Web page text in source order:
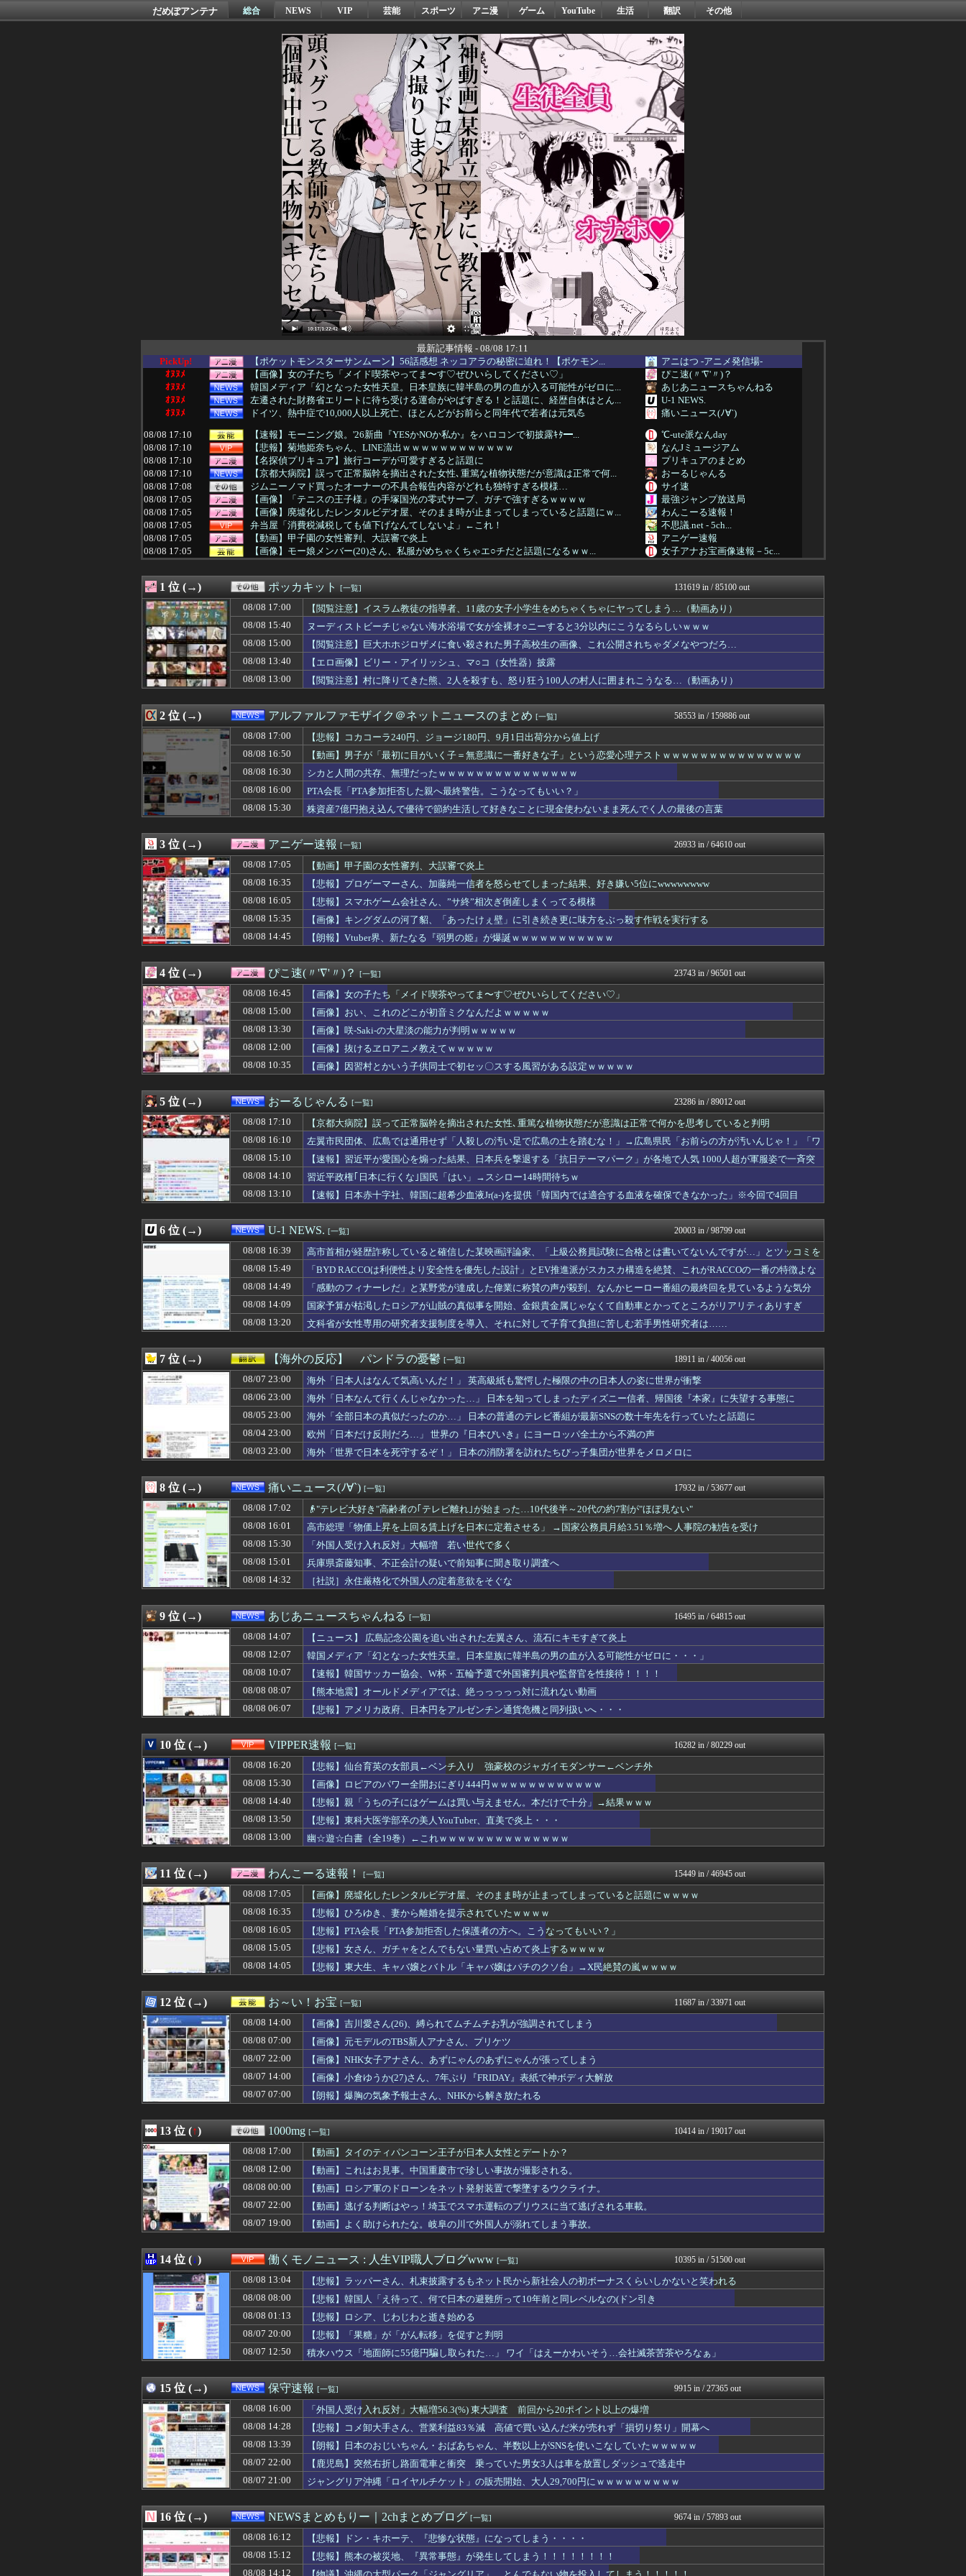
だめぽアンテナ 総合 NEWS VIP 芸能 スポーツ アニ漫 ゲーム YouTube 生活 翻訳 その他
最新記事情報 - 08/08 17:11
PickUp!
【ポケットモンスターサンムーン】56話感想 ネッコアラの秘密に迫れ！【ポケモン...
アニはつ -アニメ発信場-
ｵﾇﾇﾒ
【画像】女の子たち「メイド喫茶やってま〜す♡ぜひいらしてください♡」
ぴこ速(〃'∇'〃)？
ｵﾇﾇﾒ
韓国メディア「幻となった女性天皇。日本皇族に韓半島の男の血が入る可能性がゼロに...
あじあニュースちゃんねる
ｵﾇﾇﾒ
左遷された財務省エリートに待ち受ける運命がやばすぎる！と話題に、経歴自体はとん...
U-1 NEWS.
ｵﾇﾇﾒ
ドイツ、熱中症で10,000人以上死亡、ほとんどがお前らと同年代で若者は元気💪
痛いニュース(ﾉ∀`)
08/08 17:10
【速報】モーニング娘。'26新曲『YESかNOか私か』をハロコンで初披露ｷﾀ━...
℃-ute派なんday
08/08 17:10
【悲報】菊地姫奈ちゃん、LINE流出ｗｗｗｗｗｗｗｗｗｗｗｗ
なんJミュージアム
08/08 17:10
【名探偵プリキュア】旅行コーデが可愛すぎると話題に
プリキュアのまとめ
08/08 17:10
【京都大病院】誤って正常脳幹を摘出された女性､重篤な植物状態だが意識は正常で何...
おーるじゃんる
08/08 17:08
ジムニーノマド買ったオーナーの不具合報告内容がどれも独特すぎる模様…
サイ速
08/08 17:05
【画像】「テニスの王子様」の手塚国光の零式サーブ、ガチで強すぎるｗｗｗｗ
最強ジャンプ放送局
08/08 17:05
【画像】廃墟化したレンタルビデオ屋、そのまま時が止まってしまっていると話題にｗ...
わんこーる速報！
08/08 17:05
弁当屋「消費税減税しても値下げなんてしないよ」←これ！
不思議.net - 5ch...
08/08 17:05
【動画】甲子園の女性審判、大誤審で炎上
アニゲー速報
08/08 17:05
【画像】モー娘メンバー(20)さん、私服がめちゃくちゃエ○チだと話題になるｗｗ...
女子アナお宝画像速報－5c...
08/08 17:00
にこ「ケーキを作ってきたんだけど」
えすえすログ
08/08 17:00
【悲報】コカコーラ240円、ジョージ180円、9月1日出荷分から値上げ
アルファルファモザイク＠ネ...
08/08 17:00
PTA会長「PTA参加拒否した親へ最終警告。こうなってもいい？」
マジキチ速報
08/08 17:00
【艦これ】E3-4はじめたけど画面の端から端まで行くんだな！
艦これ速報 艦隊これくしょ...
08/08 17:00
「宝くじの1番賢い買い方」←これｗｗｗｗｗ
投資ちゃんねる
08/08 17:00
【動画】タイのティパンコーン王子が日本人女性とデートか？
1000mg
08/08 17:00
【ラブライブ】海未「人生ちょっとの勇気と情熱でしょう」【IF】
SS 森きのこ！
08/08 17:00
冷やし中華めんどくさかったら、具材そのまま出してくれたら、 そのまま食べるから...
ほんわかMkⅡ
08/08 17:00
【ラブライブ！】LuckyFes'26は無料で配信見れるのか助かるな（8/9）
コンテンツ・声優 | ラブ...
08/08 17:00
五百城茉央、太ももが性的すぎんだろ・・・
乃木通 乃木坂46櫻坂46...
08/08 17:00
【遊戯王OCG情報】「古の秘儀」裁定
スターライト速報 -遊戯王...
08/08 17:00
”サ終” 相次ぐスマホゲーム、倒産も急増 過去最多ペースで推移 「当たれば一攫...
08/08 17:00
外国人「なぜ未だに日本に移住したがる若者が多いんだ？私に見えない何かが見えてい...
ガラパゴスジャパン - 海...
08/08 17:00
安藤萌々アナ セクシーポーズ！！
アナきゃぷ速報
08/08 17:00
【艦これ】E4甲モガ切って攻略中にモガ落ちたんだけどE5甲で使うために育てる価...
08/08 17:00
【海外の反応】中国がAI開発の主導権を握りつつあるよな → 「どうせアメリカは...
Red4 海外の反応まとめ
08/08 17:00
韓国人「17億ウォンのマンション持ちも基礎年金受給対象？おかしいだろ！」政府の...
韓国ニュース反応まとめ
08/08 17:00
【閲覧注意】イスラム教徒の指導者、11歳の女子小学生をめちゃくちゃにヤってしま...
ポッカキット
08/08 17:00
ラスボス戦が好きなゲームは？
カンダタ速報
08/08 16:59
ファン付き作業着使用男性熱中症で死亡 スポーツドリンクやゼリー飲料持参も
資格ちゃんねる
08/08 16:59
【悲報】競艇に8億6000万円つぎ込んだ税務署職員、3億3400万円しか回収で...
08/08 16:58
【衝撃】一ノ瀬美空、地元の同級生の友達が地方局の新人アナウンサーwwwwww
乃木坂46まとめ 乃木りん...
08/08 16:58
ポール・スキーンズ(24) 9勝10敗 防御率3.96←こいつｗｗｗｗｗｗｗｗ...
なんじぇいスタジアム＠なん...
08/08 16:57
私「彼氏に殴られました…」医者「どうして警察を呼ばなかったの？」→医師の厳しい...
08/08 16:55
日本赤十字社、韓国の緊急要請に応じ超希少血液「Jr(a-)」を提供＝韓国SNS...
国難にあってもの申す！！
08/08 16:53
【悲報】ワイ、軽貨物ドライバーという職業を知る
ネギ速
08/08 16:52
日本人はBYDの軽EV「ラッコ」をどう見ているのか？…中国メディア！
08/08 16:50
娘が某アニメのキャラにハマって推し活してる。それを控えさせた方がいいのか塾の人...
かぞくちゃんねる
08/08 16:50
【動画】男子が「最初に目がいく子＝無意識に一番好きな子」という恋愛心理テストｗ...
アルファルファモザイク＠ネ...
08/08 16:50
【海外の反応】スクーバルが古巣タイガースへの復帰を熱望【MLB】
08/08 16:50
江口寿史が炎上を経て語る「自分の絵ごと、このジャンルはそろそろ終わりかな」
ゴールデンタイムズ
08/08 16:49
【画像】45歳女のビキニ水着姿wwwwwwwwwwwwwww
08/08 16:48
【朗報】ショートスリーパーの1日、めちゃくちゃ充実してる……これ革命やろｗ...
08/08 16:47
【画像】「魔」の略字ってなんであれだけ許されてるの？
08/08 16:47
【困惑】佐藤二朗、妻とのハグを報告「文〇砲より遥かに弱いノロケ砲をお見舞いする...
ネギ速
08/08 16:45
【画像】女の子たち「メイド喫茶やってま〜す♡ぜひいらしてください♡」
08/08 16:43
海外の反応：千賀滉大がメジャー自己最速161キロ計測するなど2戦連続完璧救援、...
海外の反応 ディミヌート
08/08 16:41
【動画】役満ボディ・岡田紗佳(32)、渾身のあたシコダンスwwwwwww
mashlife通信
08/08 16:41
【衝撃】マツコ、バスタオルを「まあ、1週間…」使うと告白
ネギ速
08/08 16:40
ドイツ、熱中症で10,000人以上死亡、ほとんどが高齢者で若者は元気・・・
スコールちゃんねる｜２ちゃ...
【悲報】ワンダンス作者「手書きでダンスアニメ描いてみました」←アニメの当てつけ...
キニ速
08/08 16:40
久保史緒里ちゃんと内村さんがネットミーム化ｗ【元乃木坂46】
坂道情報通～乃木坂46まと...
08/08 16:39
義弟嫁「先生の資格あるなら子どもを教えて！」私「何度も言うけど無理です」→断っ...
08/08 16:39
”サ終” 相次ぐスマホゲーム、倒産も急増 過去最多ペースで推移 「当たれば一攫...
かせまと！
08/08 16:39
最近の若手社員は何故かコレを嫌がるらしい
おうち速報
08/08 16:38
高橋奎二、2週連続の背信投球 池山監督すっぱい顔ｗｗｗｗ
08/08 16:38
【悲報】ﾈｯﾄ民「正規ディーラーで車検を頼んだら担当整備士が「グエン」さんだっ...
政経ワロスまとめニュース♪
08/08 16:37
5号機の時って、面白いA+ART機がたくさんあって楽しかったよなｗｗｗ
パチンコ・パチスロ.com
【速報】長友が現役続投へ！J1初優勝のためFC東京と再契約
サカサカ10【サッカーまと...
08/08 16:36
友人に引っ越し先を教えずにいたら「私とこの先一生会う気ないんだ」と泣かれた。な...
修羅場ライフ速報
08/08 16:35
【悲報】ひろゆき、妻から離婚を提示されていたｗｗｗｗ
わんこーる速報！
08/08 16:35
【悲報】プロゲーマーさん、加藤純一信者を怒らせてしまった結果、好き嫌い5位にw...
アニゲー速報
08/08 16:35
【悲報】高校生、残酷な「社会の縮図」を文化祭の出し物で学んでしまう⇒(動画あ...
不思議.net - 5ch...
08/08 16:35
私の地元は治安が悪く、弱いものいじめや犯罪を楽しみながら行うことが陽キャの条件...
子育てちゃんねる
08/08 16:34
【悲報】ショートスリーパー堀大輔、高須幹弥にブチギレｗｗｗｗｗ
筋肉速報
08/08 16:33
道路に飛び出してきた子供を避けたら対向車と正面衝突した。その子の親が警察に「子...
08/08 16:32
【動画】パチンコ店の女店員さん、パンツが見えそうな危ない仕事ｗｗｗｗ
いたしん！
08/08 16:31
【悲報】ヒコロヒー コンビニで割引おにぎりは〝絶対買わない〟理由で炎上ｗｗｗ
おうまがタイムズ
08/08 16:31
蓮舫議員「蓮舫だから叩いていい、との報道に何度も向き合ってきました。悔しくても...
もえるあじあ(･∀･)
【ウマ娘】レース後半のこの動き、スティルの挙動がやばすぎる。
ウマ娘まとめ速報うまろぐ
08/08 16:31
開示請求が届いた…
08/08 16:30
ホームレスの数、20年ちょいで90％減少・・・・・
【2ch】ニュー速クオリテ...
08/08 16:30
『The Duskbloods』ネットワークテストに沢山のご応募をいただき誠に...
Y速報
08/08 16:30
シカと人間の共存、無理だったｗｗｗｗｗｗｗｗｗｗｗｗｗｗｗ
アルファルファモザイク＠ネ...
08/08 16:29
不義の子を妊娠したコトメが出戻り。ウトメ「この子はあなたたちの子として育てて」...
08/08 16:29
【朗報】原作者・尾田栄一郎「ワンピヒロインズ娘に見せたら反応良っ！！女心掴みま...
漫画まとめ速報
08/08 16:29
軽自動車に”軽油”を入れちゃ絶対ダメ～！ セルフスタンドで後を絶たない「誤給油...
日本第一！ニュース録
08/08 16:29
【巨人対ヤクルト18回戦】巨人・浦田、3回裏1アウト満塁から2点タイムリー！浦...
なんじぇいスタジアム＠なん...
08/08 16:28
【悲報】ワンピースの原作者、尾田栄一郎先生51歳「あ、切り込む？笑」
08/08 16:26
山口ホームラン狙いすぎて悪い癖出ちゃってない？
08/08 16:25
ヘンタイがいたんだけど兄貴じゃないよね
まぐろとにぼし
08/08 16:25
ああ…ついに20年目でビルトインガスコンロの火がつかなくなった
ねこのあまやどり
08/08 16:25
【悲報】生挿入にビビってる女多すぎだろｗｗｗｗｗｗｗｗｗｗwwww
バズッター速報
08/08 16:25
チェンソーマン2部のこのキャラ何だったの…？ 何を伝えたいキャラだったの…？
ゲーム魔人
08/08 16:25
当然4強もだろ 〜 日本人主審も該当か 韓国サッカー協会、外国人審判に性接待疑...
【ジエンゴ】巨人、3回裏1アウト満塁から竹丸が押し出し四球を選びリードを3点に...
なんじぇいスタジアム＠なん...
【悲報】韓国サッカー協会に性接待疑惑、「Jリーグの審判を統括する人物」も含まれ...
ネギ速
08/08 16:21
MDL｢秋葉原店オープン記念！キーボード900台･マウス100台無料でプレゼン...
08/08 16:20
【悲報】仙台育英の女部員←ベンチ入り 強豪校のジャガイモダンサー←ベンチ外
08/08 16:19
【エヴァンゲリオン】ロボ道「エヴァンゲリオン弐号機（TVシリーズVer.）」ア...
fig速
08/08 16:19
大谷ドジャースがサヨナラ負けで7連敗！←「佐々木朗希には感謝」「このチームは呪...
海外の反応スポーツ
08/08 16:16
【悲報】米卸・木徳神糧、経常利益が前年同期比84.1％減に
ネギ速
08/08 16:15
阪神タイガース、得失点差+58で貯金12
阪神タイガースちゃんねる
08/08 16:15
子育てママ達の「勉強って必要？」にモヤモヤ。その発言を聞くたびに感じてしまうこ...
08/08 16:12
【悲報】ドン・キホーテ、『悲惨な状態』になってしまう・・・・
08/08 16:12
【巨人対ヤクルト18回戦】巨人、3回裏無死二三塁から笹原の2点タイムリーで勝ち...
なんじぇいスタジアム＠なん...
08/08 16:12
嫁の手作りのベビー用品を父が他人にプレゼント。許可を出した俺は嫁から非難轟轟で...
08/08 16:11
外国人「東京で謎の動物を見たんだけどコイツの正体分かる？」
08/08 16:10
【ウマ娘】「もう来週」 なんで今回のLOHこんな早いの
ウマ娘うまぴょい速報
08/08 16:10
【急増】「外国人受け入れ反対」56.3％に わずか2年で20.7ポイント増、東...
哲学ニュースnwk
08/08 16:10
【画像】美人レースクイーンの透け透けぽっちゃり腹、ヌケる
まとめ芸能＠美女画像まとめ...
08/08 16:10
【画像】女子さん、ヌードデッサンでチ〇コをガン見してしまうｗｗｗwｗｗｗｗｗｗ...
なんJミュージアム
08/08 16:10
お前らずっと「今PC買うのは時期が悪い」って言ってないか？
かせまと！
08/08 16:10
左翼市民団体、広島では通用せず「人殺しの汚い足で広島の土を踏むな！」→広島県民...
08/08 16:09
【熊本地震】避難者の食生活、改善急務＝調理できず「パン飽き飽き」―断水なお３万...
資格ちゃんねる
08/08 16:09
【京都大】脳外科医「これ腫瘍？」検査「正常な脳組織です」医者「腫瘍でしょ？」検...
【最高】宝鐘マリンの活動3周年を記念した伝説の歌謡祭！多数の豪華ゲスト出演や新...
【速報】紫咲シオン
08/08 16:09
ショートスリーパー堀大輔、「寝たほうがいいのでは？のコメントにブチギレ
ぶる速-VIP
08/08 16:08
【ウマ娘】水着フサパンはギャルママみあって良かったから引く
ウマ娘まとめ超速報！
08/08 16:07
【議論】長文タイトルはダサい？
異世界転生まとめ速報
08/08 16:07
海外「日本には有名で人気なんけど入場料無料の遊園地があるんだよ」
08/08 16:06
義母が「髪の毛ばかり落ちている」と言うのでベリーショートにした。その後の掃除で...
08/08 16:06
★★昨晩、久しぶりに嫁とセックスしたんだが・・・
まにゅそく 2chまとめニ...
08/08 16:06
カープ大瀬良(2軍) 防御率4.31 WHIP1.39 QS率40%
広島東洋カープまとめブログ...
08/08 16:05
【画像】カノカリ女、あまりにもセックスすぎるグッズにされてしまう
08/08 16:05
【動画】ショートスリーパー「寝たほうがいいよ」の一言にブチギレ・・・
08/08 16:05
【悲報】スマホゲーム会社さん、”サ終”相次ぎ倒産しまくってる模様
アニゲー速報
08/08 16:05
『MYST』シリーズって正直ADVゲームの最高傑作だよね
げぇ速
08/08 16:05
【悲報】中道・立憲・公明が合流めぐり食い違い・・・立憲執行部「中道と公明が立憲...
とりのまるやき（保守）
08/08 16:05
ボストン・レッドソックス 64勝51敗 .557 リーグ3位 地区3位 ←これ
08/08 16:05
【画像】デカパイ気象予報士さん、ビキニ姿でダイナマイトボディを解禁wwwwww
08/08 16:05
【悲報】PTA会長「PTA参加拒否した保護者の方へ。こうなってもいい？」
わんこーる速報！
08/08 16:05
ワイの上司がカラオケでT-BOLANばっかり歌うんやが
V系まとめ速報
08/08 16:03
【悲報】22歳女性、通りすがりの女子中学生にラリアットして逮捕されるｗｗｗｗｗ...
08/08 16:03
【悲報】火垂るの墓を見た小学生「おばさんがいじわる」
08/08 16:03
社用車が崖下へ転落して横転した。そこから脱出する時に失神した上司の肩や頭を踏み...
修羅の華-家庭・生活まとめ
08/08 16:03
【豊臣兄弟！】与一郎の最期、尺取りすぎじゃね・・・？
大河ドラマ2ch
08/08 16:02
ゲーフリ新作が発売されてからソニーファンが意気消沈してね？
mutyunのゲーム+αブ...
08/08 16:02
※【ガンダムX】ロアビィがエアマスター、ウィッツがレオパルドに乗っていたら
GUNDAM.LOG｜ガン...
08/08 16:02
【画像】小倉優子(42)、大学の友達と初めての飲み会wwwwwww
いたしん！
08/08 16:01
ChatGPTでコミュ障って治せる？？？
08/08 16:01
高市総理「物価上昇を上回る賃上げを日本に定着させる」 →国家公務員月給3.51...
痛いニュース(ﾉ∀`)
08/08 16:01
【衝撃】34歳ニート、『エロ漫画』で人生逆転
凹凸ちゃんねる 発達障害・...
08/08 16:01
【PC電源】いったい誰に見せるためにそんな所にLCD付けるのかな
08/08 16:01
お前らがメイドイン韓国で認めてるもの 「キムチ」あと3つは？
ヒロイモノ中毒
08/08 16:00
旦那に崖から突き落とされた結果………
オーバージョイド！
08/08 16:00
熊本地震で居酒屋から温泉が湧き出るwwwwwwww ネラーボイス
1 位 (→) ポッカキット [一覧] 131619 in / 85100 out
08/08 17:00
【閲覧注意】イスラム教徒の指導者、11歳の女子小学生をめちゃくちゃにヤってしまう…（動画あり）
08/08 15:40
ヌーディストビーチじゃない海水浴場で女が全裸オ○ニーすると3分以内にこうなるらしいｗｗｗ
08/08 15:00
【閲覧注意】巨大ホホジロザメに食い殺された男子高校生の画像、これ公開されちゃダメなやつだろ…
08/08 13:40
【エロ画像】ビリー・アイリッシュ、マ○コ（女性器）披露
08/08 13:00
【閲覧注意】村に降りてきた熊、2人を殺すも、怒り狂う100人の村人に囲まれこうなる…（動画あり）
2 位 (→) アルファルファモザイク＠ネットニュースのまとめ [一覧] 58553 in / 159886 out
08/08 17:00
【悲報】コカコーラ240円、ジョージ180円、9月1日出荷分から値上げ
08/08 16:50
【動画】男子が「最初に目がいく子＝無意識に一番好きな子」という恋愛心理テストｗｗｗｗｗｗｗｗｗｗｗｗｗｗｗ
【Pickup07093031】
08/08 16:30
シカと人間の共存、無理だったｗｗｗｗｗｗｗｗｗｗｗｗｗｗｗ
08/08 16:00
PTA会長「PTA参加拒否した親へ最終警告。こうなってもいい？」
08/08 15:30
株資産7億円抱え込んで優待で節約生活して好きなことに現金使わないまま死んでく人の最後の言葉
3 位 (→) アニゲー速報 [一覧] 26933 in / 64610 out
08/08 17:05
【動画】甲子園の女性審判、大誤審で炎上
08/08 16:35
【悲報】プロゲーマーさん、加藤純一信者を怒らせてしまった結果、好き嫌い5位にwwwwwwww
08/08 16:05
【悲報】スマホゲーム会社さん、”サ終”相次ぎ倒産しまくってる模様
08/08 15:35
【画像】キングダムの河了貂、「あったけぇ壁」に引き続き更に味方をぶっ殺す作戦を実行する
08/08 14:45
【朗報】Vtuber界、新たなる『弱男の姫』が爆誕ｗｗｗｗｗｗｗｗｗｗｗ
4 位 (→) ぴこ速(〃'∇'〃)？ [一覧] 23743 in / 96501 out
08/08 16:45
【画像】女の子たち「メイド喫茶やってま〜す♡ぜひいらしてください♡」
08/08 15:00
【画像】おい、これのどこが初音ミクなんだよｗｗｗｗｗ
08/08 13:30
【画像】咲-Saki-の大星淡の能力が判明ｗｗｗｗｗ
08/08 12:00
【画像】抜けるヱロアニメ教えてｗｗｗｗｗ
08/08 10:35
【画像】因習村とかいう子供同士で初セッ〇スする風習がある設定ｗｗｗｗｗ
5 位 (→) おーるじゃんる [一覧] 23286 in / 89012 out
08/08 17:10
【京都大病院】誤って正常脳幹を摘出された女性､重篤な植物状態だが意識は正常で何かを思考していると判明
08/08 16:10
左翼市民団体、広島では通用せず「人殺しの汚い足で広島の土を踏むな！」→広島県民「お前らの方が汚いんじゃ！」「ワ
シらが広島県民じゃ」
08/08 15:10
【速報】習近平が愛国心を煽った結果、日本兵を撃退する「抗日テーマパーク」が各地で人気 1000人超が軍服姿で一斉突
撃！
08/08 14:10
習近平政権｢日本に行くな｣国民「はい」→スシロー14時間待ちｗ
08/08 13:10
【速報】日本赤十字社、韓国に超希少血液Jr(a-)を提供「韓国内では適合する血液を確保できなかった」※今回で4回目
6 位 (→) U-1 NEWS. [一覧] 20003 in / 98799 out
08/08 16:39
高市首相が経歴詐称していると確信した某映画評論家、「上級公務員試験に合格とは書いてないんですが…」とツッコミを
受けまくり……
08/08 15:49
「BYD RACCOは利便性より安全性を優先した設計」とEV推進派がスカスカ構造を絶賛、これがRACCOの一番の特徴よな
08/08 14:49
「感動のフィナーレだ」と某野党が達成した偉業に称賛の声が殺到、なんかヒーロー番組の最終回を見ているような気分
に……
08/08 14:09
国家予算が枯渇したロシアが山賊の真似事を開始、金銀貴金属じゃなくて自動車とかってところがリアリティありすぎ
る……
08/08 13:20 文科省が女性専用の研究者支援制度を導入、それに対して子育て負担に苦しむ若手男性研究者は……
7 位 (→) 【海外の反応】 パンドラの憂鬱 [一覧] 18911 in / 40056 out
08/07 23:00
海外「日本人はなんて気高いんだ！」 英高級紙も驚愕した極限の中の日本人の姿に世界が衝撃
08/06 23:00
海外「日本なんて行くんじゃなかった…」 日本を知ってしまったディズニー信者、帰国後『本家』に失望する事態に
08/05 23:00
海外「全部日本の真似だったのか…」 日本の普通のテレビ番組が最新SNSの数十年先を行っていたと話題に
08/04 23:00
欧州「日本だけ反則だろ…」 世界の『日本びいき』にヨーロッパ全土から不満の声
08/03 23:00
海外「世界で日本を死守するぞ！」 日本の消防署を訪れたちびっ子集団が世界をメロメロに
8 位 (→) 痛いニュース(ﾉ∀`) [一覧] 17932 in / 53677 out
08/08 17:02
👴"テレビ大好き"高齢者の｢テレビ離れ｣が始まった…10代後半～20代の約7割が"ほぼ見ない"
08/08 16:01
高市総理「物価上昇を上回る賃上げを日本に定着させる」 →国家公務員月給3.51％増へ 人事院の勧告を受け
08/08 15:30
「外国人受け入れ反対」大幅増 若い世代で多く
08/08 15:01
兵庫県斎藤知事、不正会計の疑いで前知事に聞き取り調査へ
08/08 14:32
［社説］永住厳格化で外国人の定着意欲をそぐな
9 位 (→) あじあニュースちゃんねる [一覧] 16495 in / 64815 out
08/08 14:07
【ニュース】 広島記念公園を追い出された左翼さん、流石にキモすぎて炎上
08/08 12:07
韓国メディア「幻となった女性天皇。日本皇族に韓半島の男の血が入る可能性がゼロに・・・」
08/08 10:07
【速報】韓国サッカー協会、W杯・五輪予選で外国審判員や監督官を性接待！！！！
08/08 08:07
【熊本地震】オールドメディアでは、絶っっっっっ対に流れない動画
08/08 06:07
【悲報】アメリカ政府、日本円をアルゼンチン通貨危機と同列扱いへ・・・
10 位 (→) VIPPER速報 [一覧] 16282 in / 80229 out
08/08 16:20
【悲報】仙台育英の女部員←ベンチ入り 強豪校のジャガイモダンサー←ベンチ外
08/08 15:30
【画像】ロピアのパワー全開おにぎり444円ｗｗｗｗｗｗｗｗｗｗｗｗ
08/08 14:40
【悲報】親「うちの子にはゲームは買い与えません。本だけで十分」→結果ｗｗｗ
08/08 13:50
【悲報】東科大医学部卒の美人YouTuber、直美で炎上・・・
08/08 13:00
幽☆遊☆白書（全19巻）←これｗｗｗｗｗｗｗｗｗｗｗｗｗｗ
11 位 (→) わんこーる速報！ [一覧] 15449 in / 46945 out
08/08 17:05
【画像】廃墟化したレンタルビデオ屋、そのまま時が止まってしまっていると話題にｗｗｗｗ
08/08 16:35
【悲報】ひろゆき、妻から離婚を提示されていたｗｗｗｗ
08/08 16:05
【悲報】PTA会長「PTA参加拒否した保護者の方へ。こうなってもいい？」
08/08 15:05
【悲報】女さん、ガチャをとんでもない量買い占めて炎上するｗｗｗｗ
08/08 14:05
【悲報】東大生、キャバ嬢とバトル「キャバ嬢はパチのクソ台」→X民絶賛の嵐ｗｗｗｗ
12 位 (→) お～い！お宝 [一覧] 11687 in / 33971 out
08/08 14:00
【画像】吉川愛さん(26)、縛られてムチムチお乳が強調されてしまう
08/08 07:00
【画像】元モデルのTBS新人アナさん、プリケツ
08/07 22:00
【画像】NHK女子アナさん、あずにゃんのあずにゃんが張ってしまう
08/07 14:00
【画像】小倉ゆうか(27)さん、7年ぶり『FRIDAY』表紙で神ボディ大解放
08/07 07:00
【朗報】爆胸の気象予報士さん、NHKから解き放たれる
13 位 (↑) 1000mg [一覧] 10414 in / 19017 out
08/08 17:00
【動画】タイのティパンコーン王子が日本人女性とデートか？
08/08 12:00
【動画】これはお見事。中国重慶市で珍しい事故が撮影される。
08/08 00:00
【動画】ロシア軍のドローンをネット発射装置で撃墜するウクライナ。
08/07 22:00
【動画】逃げる判断はやっ！埼玉でスマホ運転のプリウスに当て逃げされる車載。
08/07 19:00
【動画】よく助けられたな。岐阜の川で外国人が溺れてしまう事故。
14 位 (↓) 働くモノニュース : 人生VIP職人ブログwww [一覧] 10395 in / 51500 out
08/08 13:04
【悲報】ラッパーさん、札束披露するもネット民から新社会人の初ボーナスくらいしかないと笑われる
08/08 08:00
【悲報】韓国人「え待って、何で日本の避難所って10年前と同レベルなの(ドン引き
08/08 01:13
【悲報】ロシア、じわじわと逝き始める
08/07 20:00
【悲報】「果糖」が「がん転移」を促すと判明
08/07 12:50
積水ハウス「地面師に55億円騙し取られた…」 ワイ「はえーかわいそう…会社滅茶苦茶やろなぁ」
15 位 (→) 保守速報 [一覧] 9915 in / 27365 out
08/08 16:00
「外国人受け入れ反対」大幅増56.3(%) 東大調査 前回から20ポイント以上の爆増
08/08 14:28
【悲報】コメ卸大手さん、営業利益83％減 高値で買い込んだ米が売れず「損切り祭り」開幕へ
08/08 13:39
【朗報】日本のおじいちゃん・おばあちゃん、半数以上がSNSを使いこなしていたｗｗｗｗｗ
08/07 22:00
【鹿児島】突然右折し路面電車と衝突 乗っていた男女3人は車を放置しダッシュで逃走中
08/07 21:00
ジャングリア沖縄「ロイヤルチケット」の販売開始、大人29,700円にｗｗｗｗｗｗｗｗｗ
16 位 (→) NEWSまとめもりー｜2chまとめブログ [一覧] 9674 in / 57893 out
08/08 16:12
【悲報】ドン・キホーテ、『悲惨な状態』になってしまう・・・・
08/08 15:12
【悲報】熊本の被災地、『異常事態』が発生してしまう！！！！！！！！
08/08 14:12